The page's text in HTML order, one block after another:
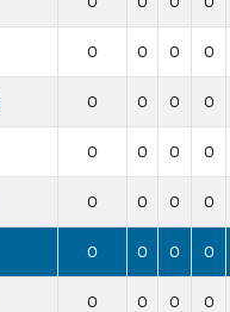
0 0 0 0
0 0 0 0
0 0 0 0
0 0 0 0
0 0 0 0
0 0 0 0